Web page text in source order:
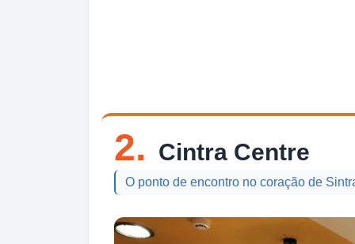
2. Cintra Centre
O ponto de encontro no coração de